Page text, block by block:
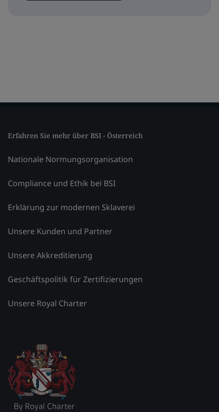
Erfahren Sie mehr über BSI - Österreich
Nationale Normungsorganisation
Compliance und Ethik bei BSI
Erklärung zur modernen Sklaverei
Unsere Kunden und Partner
Unsere Akkreditierung
Geschäftspolitik für Zertifizierungen
Unsere Royal Charter